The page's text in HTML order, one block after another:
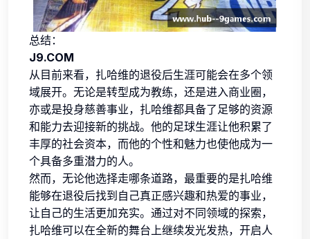
总结：
J9.COM
从目前来看，扎哈维的退役后生涯可能会在多个领
域展开。无论是转型成为教练，还是进入商业圈，
亦或是投身慈善事业，扎哈维都具备了足够的资源
和能力去迎接新的挑战。他的足球生涯让他积累了
丰厚的社会资本，而他的个性和魅力也使他成为一
个具备多重潜力的人。
然而，无论他选择走哪条道路，最重要的是扎哈维
能够在退役后找到自己真正感兴趣和热爱的事业，
让自己的生活更加充实。通过对不同领域的探索，
扎哈维可以在全新的舞台上继续发光发热，开启人